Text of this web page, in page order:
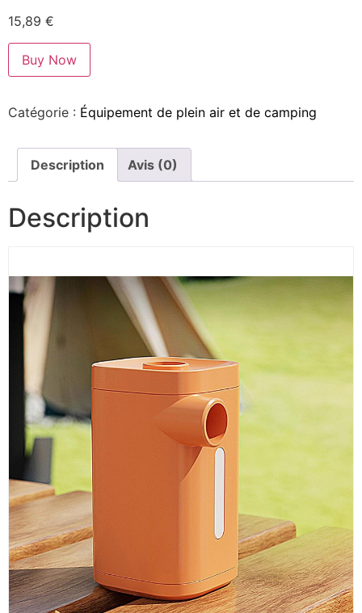
15,89 €
Buy Now
Catégorie : Équipement de plein air et de camping
Description Avis (0)
Description